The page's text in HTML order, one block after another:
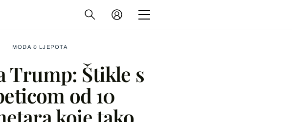
MODA & LJEPOTA
Trump: Štikle s
od 10
koje tako